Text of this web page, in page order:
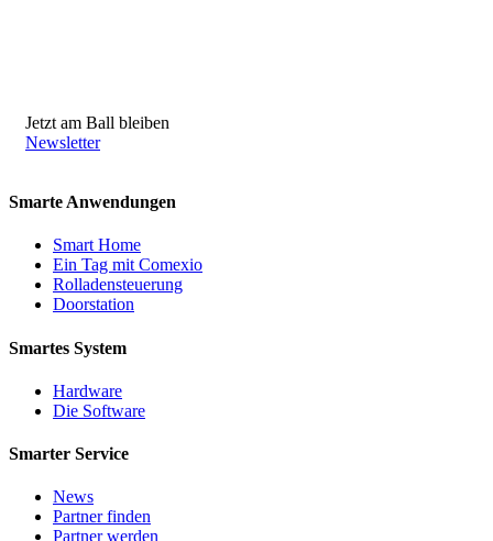
Jetzt am Ball bleiben
Newsletter
Smarte Anwendungen
Smart Home
Ein Tag mit Comexio
Rolladensteuerung
Doorstation
Smartes System
Hardware
Die Software
Smarter Service
News
Partner finden
Partner werden